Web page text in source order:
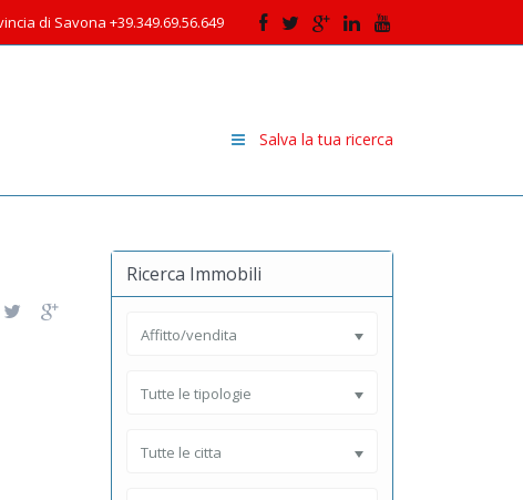
di Savona +39.349.69.56.649
Salva la tua ricerca
Ricerca Immobili
Affitto/vendita
Tutte le tipologie
Tutte le citta